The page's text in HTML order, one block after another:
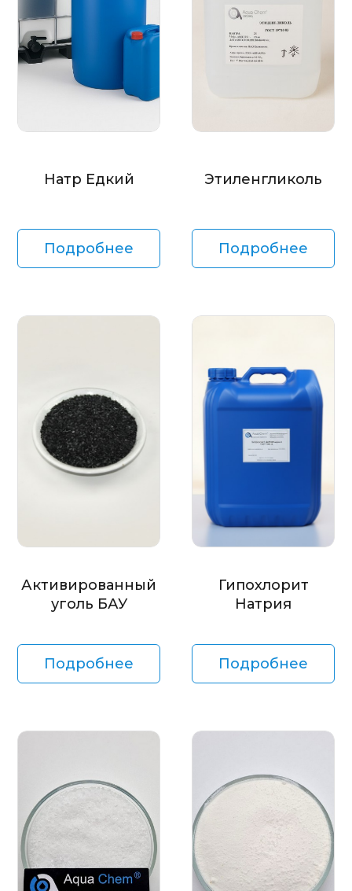
Натр Едкий
Подробнее
Этиленгликоль
Подробнее
Активированный
уголь БАУ
Подробнее
Гипохлорит
Натрия
Подробнее